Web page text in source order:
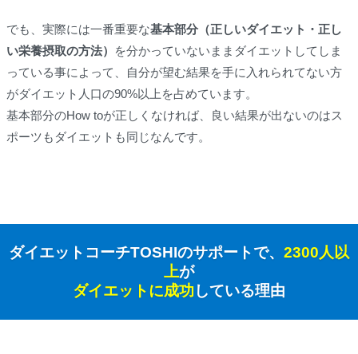
でも、実際には一番重要な基本部分（正しいダイエット・正し
い栄養摂取の方法）
を分かっていないままダイエットしてしま
っている事によって、自分が望む結果を手に入れられてない方
がダイエット人口の90%以上を占めています。
基本部分のHow toが正しくなければ、良い結果が出ないのはス
ポーツもダイエットも同じなんです。
ダイエットコーチTOSHIのサポートで、 2300人以
上が
ダイエットに成功 している理由